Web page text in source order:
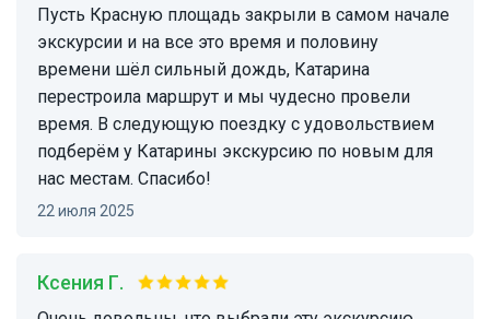
Пусть Красную площадь закрыли в самом начале
экскурсии и на все это время и половину
времени шёл сильный дождь, Катарина
перестроила маршрут и мы чудесно провели
время. В следующую поездку с удовольствием
подберём у Катарины экскурсию по новым для
нас местам. Спасибо!
22 июля 2025
Ксения Г.